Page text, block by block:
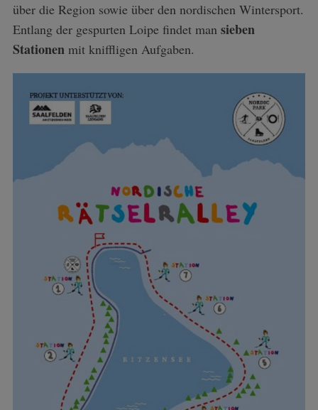
über die Region sowie über den nordischen Wintersport.
Entlang der gespurten Loipe findet man sieben
Stationenmit kniffligen Aufgaben.